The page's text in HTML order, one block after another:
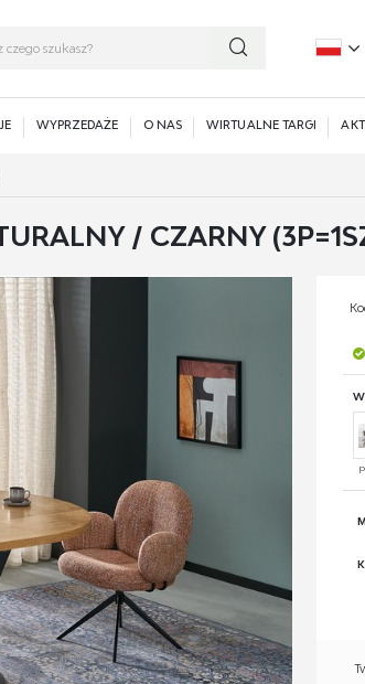
WYPRZEDAŻE O NAS WIRTUALNE TARGI
/ CZARNY